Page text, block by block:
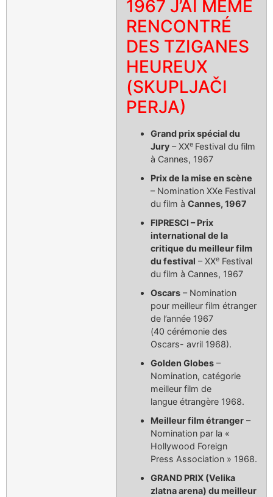
1967 J’AI MÊME
RENCONTRÉ
DES TZIGANES
HEUREUX
(SKUPLJAČI
PERJA)
Grand prix spécial du
Jury – XXe Festival du film
à Cannes, 1967
Prix de la mise en scène
– Nomination XXe Festival
du film à Cannes, 1967
FIPRESCI – Prix
international de la
critique du meilleur film
du festival – XXe Festival
du film à Cannes, 1967
Oscars – Nomination
pour meilleur film étranger
de l’année 1967
(40 cérémonie des
Oscars- avril 1968).
Golden Globes –
Nomination, catégorie
meilleur film de
langue étrangère 1968.
Meilleur film étranger –
Nomination par la «
Hollywood Foreign
Press Association » 1968.
GRAND PRIX (Velika
zlatna arena) du meilleur